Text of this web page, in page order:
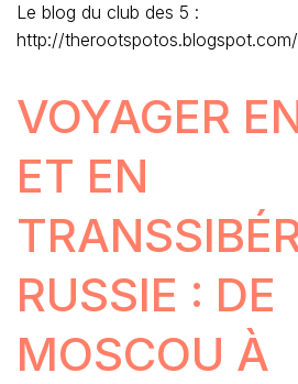
Le blog du club des 5 :
http://therootspotos.blogspot.com/
VOYAGER
ET EN
RUSSIE : DE
MOSCOU À